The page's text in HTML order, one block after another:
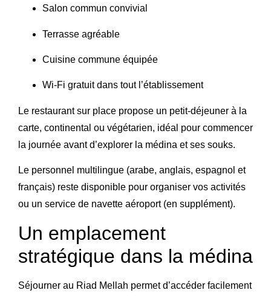
Salon commun convivial
Terrasse agréable
Cuisine commune équipée
Wi-Fi gratuit dans tout l’établissement
Le restaurant sur place propose un petit-déjeuner à la
carte, continental ou végétarien, idéal pour commencer
la journée avant d’explorer la médina et ses souks.
Le personnel multilingue (arabe, anglais, espagnol et
français) reste disponible pour organiser vos activités
ou un service de navette aéroport (en supplément).
Un emplacement
stratégique dans la médina
Séjourner au Riad Mellah permet d’accéder facilement